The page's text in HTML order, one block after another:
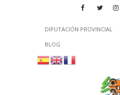
DIPUTACIÓN PROVINCIAL
BLOG